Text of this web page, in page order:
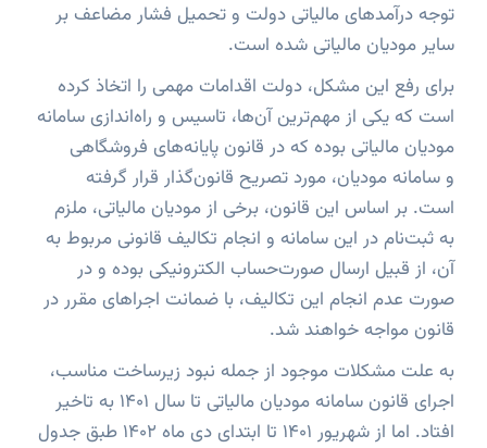
توجه درآمدهای مالیاتی دولت و تحمیل فشار مضاعف بر
سایر مودیان مالیاتی شده است.
برای رفع این مشکل، دولت اقدامات مهمی را اتخاذ کرده
است که یکی از مهم‌ترین آن‌ها، تاسیس و راه‌اندازی سامانه
مودیان مالیاتی بوده که در قانون پایانه‌های فروشگاهی
و سامانه مودیان، مورد تصریح قانون‌گذار قرار گرفته
است. بر اساس این قانون، برخی از مودیان مالیاتی، ملزم
به ثبت‌نام در این سامانه و انجام تکالیف قانونی مربوط به
آن، از قبیل ارسال صورت‌حساب الکترونیکی بوده و در
صورت عدم انجام این تکالیف، با ضمانت اجراهای مقرر در
قانون مواجه خواهند شد.
به علت مشکلات موجود از جمله نبود زیرساخت مناسب،
اجرای قانون سامانه مودیان مالیاتی تا سال 1401 به تاخیر
افتاد. اما از شهریور 1401 تا ابتدای دی ماه 1402 طبق جدول